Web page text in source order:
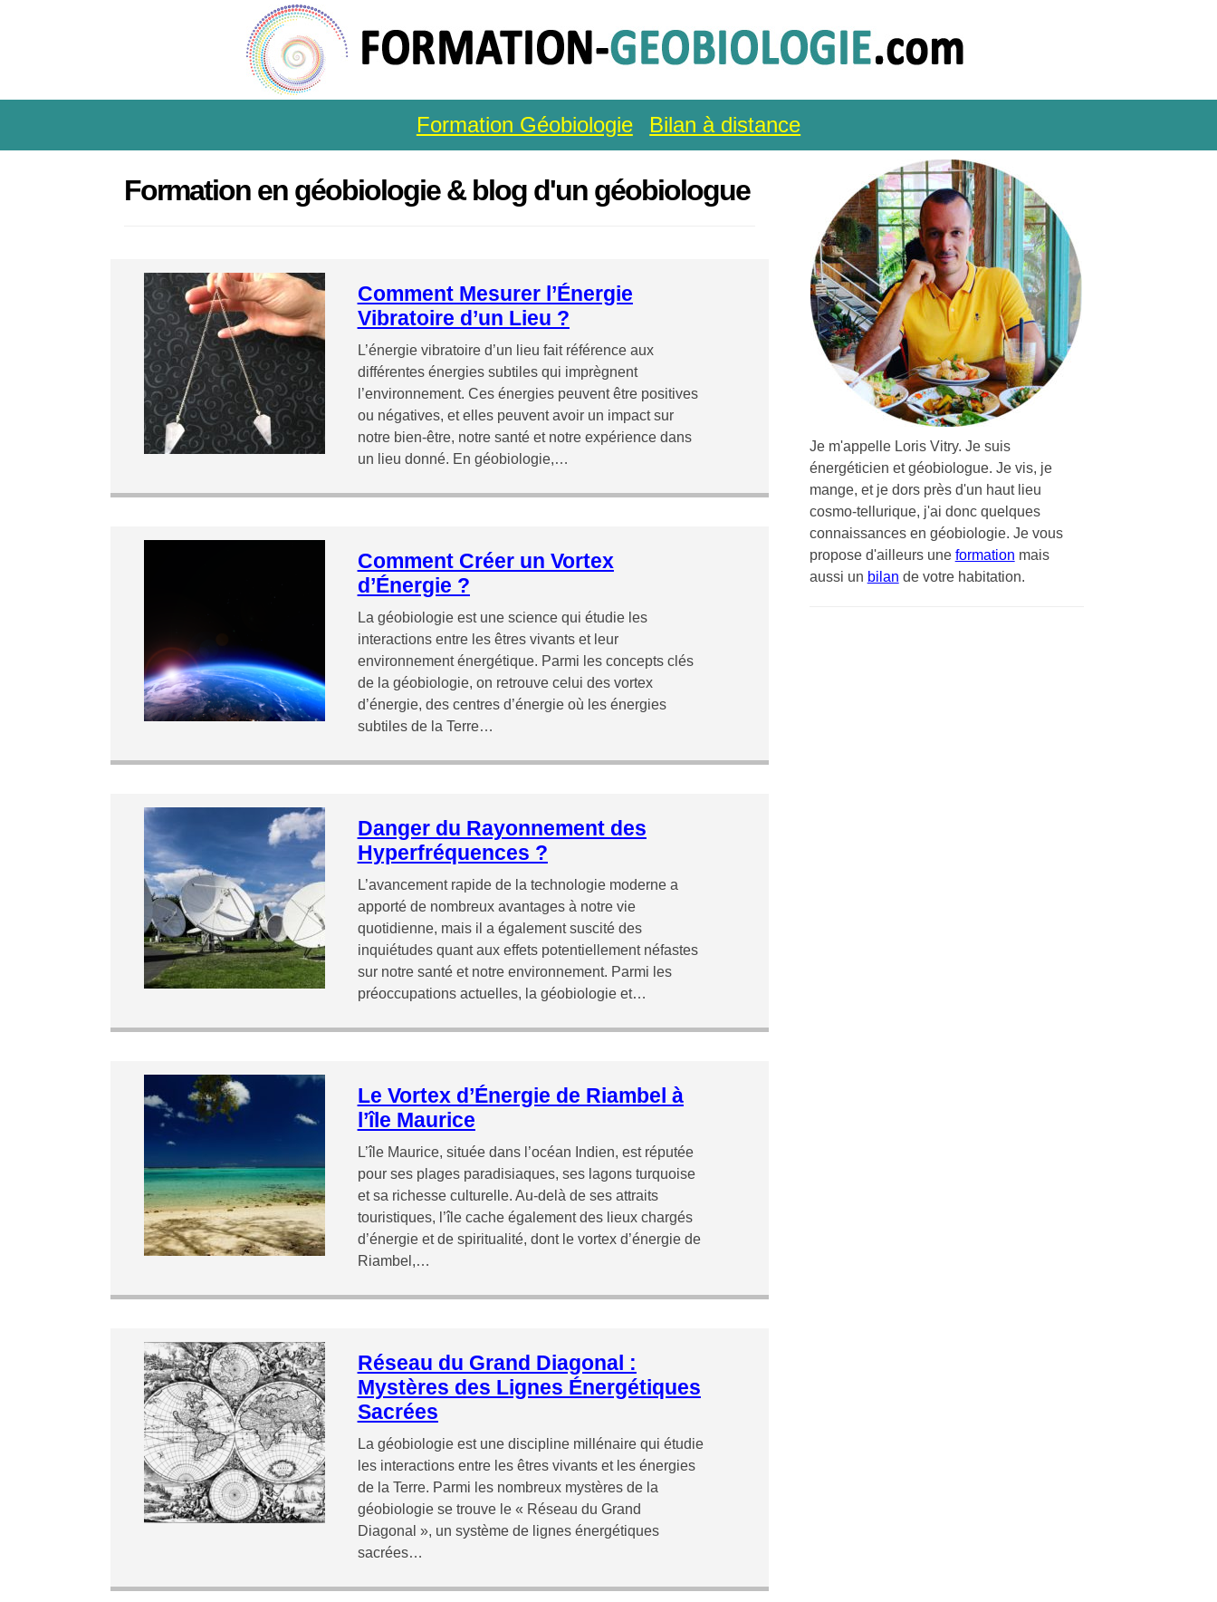
Formation Géobiologie Bilan à distance
Formation en géobiologie & blog d'un géobiologue
Comment Mesurer l’Énergie
Vibratoire d’un Lieu ?
L’énergie vibratoire d’un lieu fait référence aux
différentes énergies subtiles qui imprègnent
l’environnement. Ces énergies peuvent être positives
ou négatives, et elles peuvent avoir un impact sur
notre bien-être, notre santé et notre expérience dans
un lieu donné. En géobiologie,…
Comment Créer un Vortex
d’Énergie ?
La géobiologie est une science qui étudie les
interactions entre les êtres vivants et leur
environnement énergétique. Parmi les concepts clés
de la géobiologie, on retrouve celui des vortex
d’énergie, des centres d’énergie où les énergies
subtiles de la Terre…
Danger du Rayonnement des
Hyperfréquences ?
L’avancement rapide de la technologie moderne a
apporté de nombreux avantages à notre vie
quotidienne, mais il a également suscité des
inquiétudes quant aux effets potentiellement néfastes
sur notre santé et notre environnement. Parmi les
préoccupations actuelles, la géobiologie et…
Le Vortex d’Énergie de Riambel à
l’île Maurice
L’île Maurice, située dans l’océan Indien, est réputée
pour ses plages paradisiaques, ses lagons turquoise
et sa richesse culturelle. Au-delà de ses attraits
touristiques, l’île cache également des lieux chargés
d’énergie et de spiritualité, dont le vortex d’énergie de
Riambel,…
Réseau du Grand Diagonal :
Mystères des Lignes Énergétiques
Sacrées
La géobiologie est une discipline millénaire qui étudie
les interactions entre les êtres vivants et les énergies
de la Terre. Parmi les nombreux mystères de la
géobiologie se trouve le « Réseau du Grand
Diagonal », un système de lignes énergétiques
sacrées…
Je m'appelle Loris Vitry. Je suis
énergéticien et géobiologue. Je vis, je
mange, et je dors près d'un haut lieu
cosmo-tellurique, j'ai donc quelques
connaissances en géobiologie. Je vous
propose d'ailleurs une formation mais
aussi un bilan de votre habitation.